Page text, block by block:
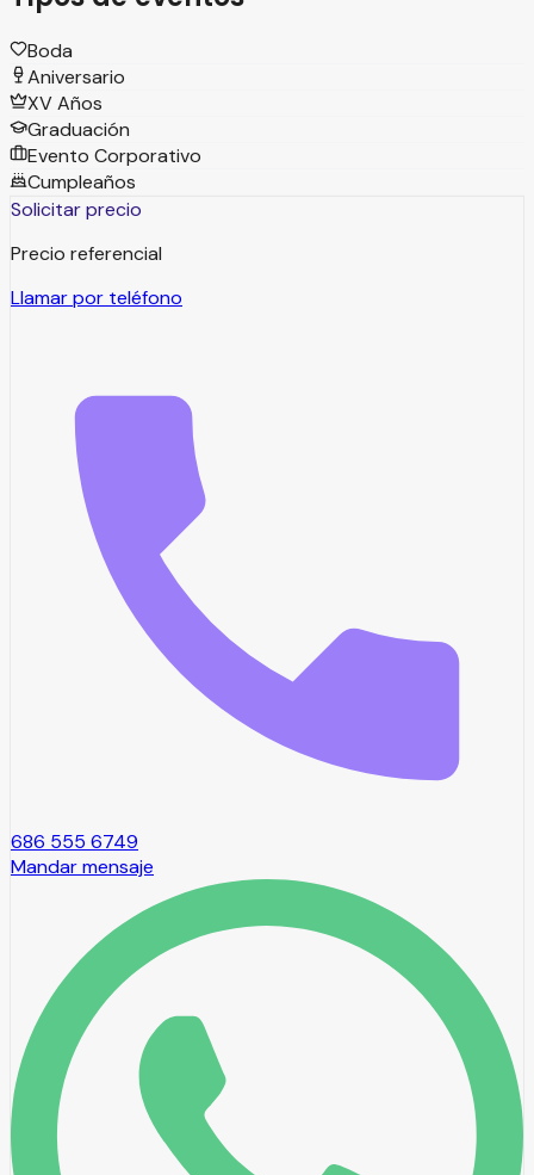
Boda
Aniversario
XV Años
Graduación
Evento Corporativo
Cumpleaños
Solicitar precio
Precio referencial
Llamar por teléfono
686 555 6749
Mandar mensaje